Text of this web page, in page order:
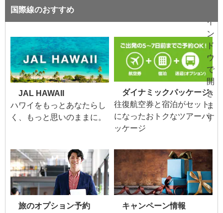
国際線のおすすめ
JAL HAWAII
ハワイをもっとあなたらし
く、もっと思いのままに。
ダイナミックパッケージ
往復航空券と宿泊がセット
になったおトクなツアーパ
ッケージ
旅のオプション予約
キャンペーン情報